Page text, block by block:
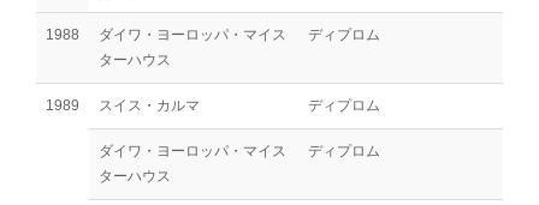
1988
ダイワ・ヨーロッパ・マイス
ターハウス
ディプロム
1989 スイス・カルマ ディプロム
ダイワ・ヨーロッパ・マイス
ターハウス
ディプロム